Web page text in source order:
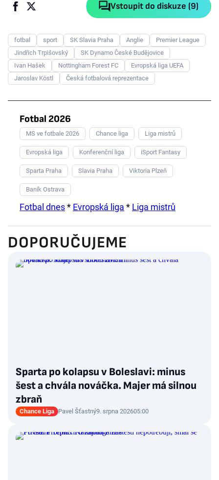
Vstoupit do diskuze (9)
fotbal sport SK Slavia Praha Anglie
Premier League
Jindřich Trpišovský
SK Dynamo České Budějovice
Ivan Hašek
Nottingham Forest FC
Evropská liga UEFA
Jaroslav Köstl
Česká fotbalová reprezentace
Fotbal 2026
MS ve fotbale 2026 Chance liga Liga mistrů
Evropská liga Konferenční liga iSport Fantasy
Sparta Praha Slavia Praha Viktoria Plzeň
Baník Ostrava
Fotbal dnes* Evropská liga * Liga mistrů
DOPORUČUJEME
Sparta po kolapsu v Boleslavi: minus
šest a chvála nováčka. Majer má silnou
zbraň
Chance Liga Pavel Šťastný9. srpna 202605:00